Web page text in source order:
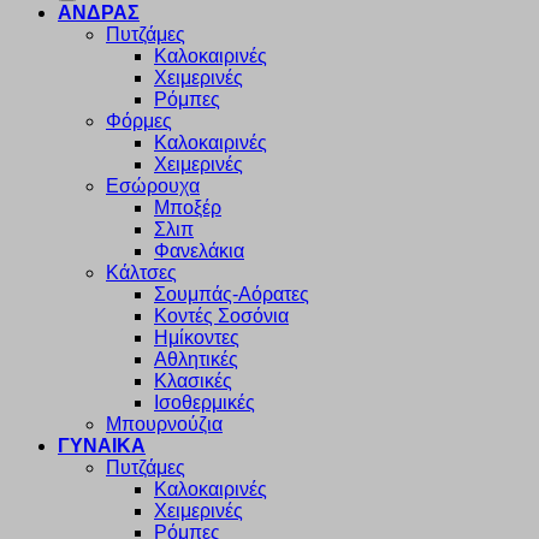
ΑΝΔΡΑΣ
Πυτζάμες
Καλοκαιρινές
Χειμερινές
Ρόμπες
Φόρμες
Καλοκαιρινές
Χειμερινές
Εσώρουχα
Μποξέρ
Σλιπ
Φανελάκια
Κάλτσες
Σουμπάς-Αόρατες
Κοντές Σοσόνια
Ημίκοντες
Αθλητικές
Κλασικές
Ισοθερμικές
Μπουρνούζια
ΓΥΝΑΙΚΑ
Πυτζάμες
Καλοκαιρινές
Χειμερινές
Ρόμπες